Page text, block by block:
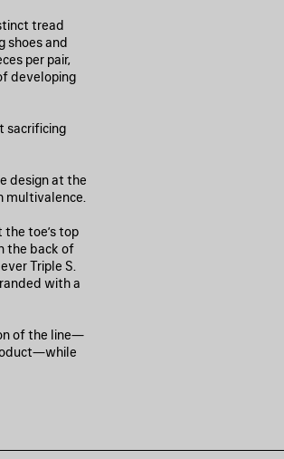
tread
shoes and
per pair,
developing
sacrificing
design at the
multivalence.
toe’s top
the back of
Triple S.
with a
of the line—